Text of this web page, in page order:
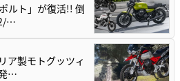
ルト」が復活!! 倒
…
ア製モトグッツィ
…